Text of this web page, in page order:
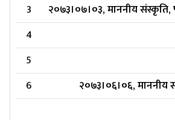
3
२०७३।०७।०३, माननीय संस्कृति,
4
5
6
२०७३।०६।०६, माननीय